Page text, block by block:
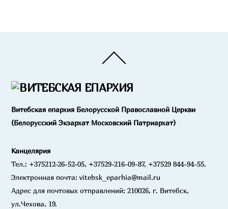
To
Витебская епархия Белорусской Православной Церкви
(Белорусский Экзархат Московский Патриархат)
Канцелярия
Тел.: +375212-26-52-05, +37529-216-09-87, +37529 844-94-55.
Электронная почта: vitebsk_eparhia@mail.ru
Адрес для почтовых отправлений: 210026, г. Витебск,
ул.Чехова, 19.